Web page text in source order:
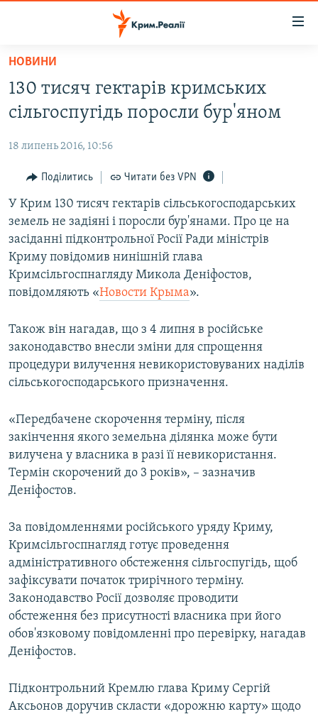
Перейти
основного
матеріалу
до
навігації
Перейти
до
пошуку
ВІДЕО ТА ФОТО
ПОЛІТИКА
БЛОГИ
ПОГЛЯД
ІНТЕРВ'Ю
ВСЕ ЗА ДЕНЬ
СПЕЦПРОЕКТИ
ВІДЕОУРОКИ «ELIFBE»
УКРАЇНСЬКА ПРОБЛЕМА КРИМУ
ЯК ОБІЙТИ БЛОКУВАННЯ
Русский
Qırımtatar
Усі сайти RFE/RL
НОВИНИ
130 тисяч гектарів кримських
сільгоспугідь поросли бур'яном
18 липень 2016, 10:56
Поділитись Читати без VPN
У Крим 130 тисяч гектарів сільськогосподарських
земель не задіяні і поросли бур'янами. Про це на
засіданні підконтрольної Росії Ради міністрів
Криму повідомив нинішній глава
Кримсільгоспнагляду Микола Деніфостов,
повідомляють «Новости Крыма».
Також він нагадав, що з 4 липня в російське
законодавство внесли зміни для спрощення
процедури вилучення невикористовуваних наділів
сільськогосподарського призначення.
«Передбачене скорочення терміну, після
закінчення якого земельна ділянка може бути
вилучена у власника в разі її невикористання.
Термін скорочений до 3 років», – зазначив
Деніфостов.
За повідомленнями російського уряду Криму,
Кримсільгоспнагляд готує проведення
адміністративного обстеження сільгоспугідь, щоб
зафіксувати початок трирічного терміну.
Законодавство Росії дозволяє проводити
обстеження без присутності власника при його
обов'язковому повідомленні про перевірку, нагадав
Деніфостов.
Підконтрольний Кремлю глава Криму Сергій
Аксьонов доручив скласти «дорожню карту» щодо